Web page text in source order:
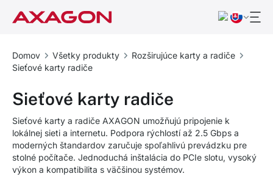
Domov Všetky produkty
Rozširujúce karty a radiče
Sieťové karty radiče
Sieťové karty radiče
Sieťové karty a radiče AXAGON umožňujú pripojenie k
lokálnej sieti a internetu. Podpora rýchlostí až 2.5 Gbps a
moderných štandardov zaručuje spoľahlivú prevádzku pre
stolné počítače. Jednoduchá inštalácia do PCIe slotu, vysoký
výkon a kompatibilita s väčšinou systémov.